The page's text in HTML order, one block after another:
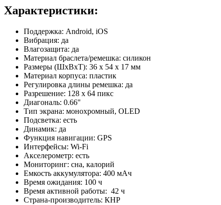
Характеристики:
Поддержка: Android, iOS
Вибрация: да
Влагозащита: да
Материал браслета/ремешка: силикон
Размеры (ШхВхТ): 36 x 54 x 17 мм
Материал корпуса: пластик
Регулировка длины ремешка: да
Разрешение: 128 х 64 пикс
Диагональ: 0.66"
Тип экрана: монохромный, OLED
Подсветка: есть
Динамик: да
Функция навигации: GPS
Интерфейсы: Wi-Fi
Акселерометр: есть
Мониторинг: сна, калорий
Емкость аккумулятора: 400 мАч
Время ожидания: 100 ч
Время активной работы: 42 ч
Страна-производитель: КНР